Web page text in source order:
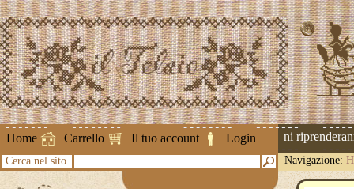
Home Carrello Il tuo account Login
Attenzione ! Le spedizioni
Cerca nel sito Navigazione: